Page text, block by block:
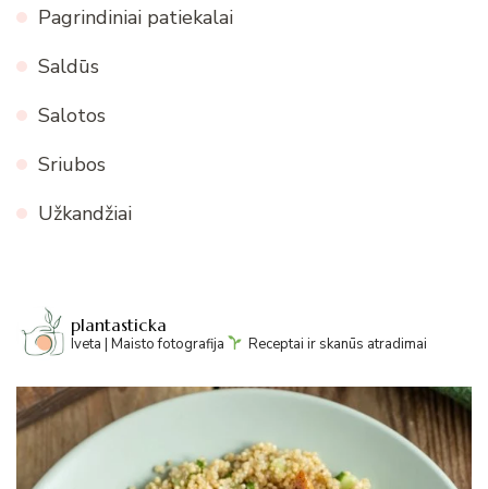
Pagrindiniai patiekalai
Saldūs
Salotos
Sriubos
Užkandžiai
plantasticka
Iveta | Maisto fotografija Receptai ir skanūs atradimai